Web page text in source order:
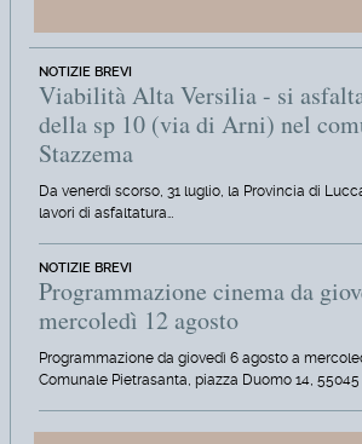
NOTIZIE BREVI
Viabilità Alta Versilia - si
della sp 10 (via di Arni) nel
Stazzema
Da venerdì scorso, 31 luglio, la Provincia di
lavori di asfaltatura…
NOTIZIE BREVI
Programmazione cinema da
mercoledì 12 agosto
Programmazione da giovedì 6 agosto a
Comunale Pietrasanta, piazza Duomo 14, 55045